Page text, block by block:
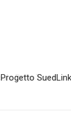
Progetto SuedLink